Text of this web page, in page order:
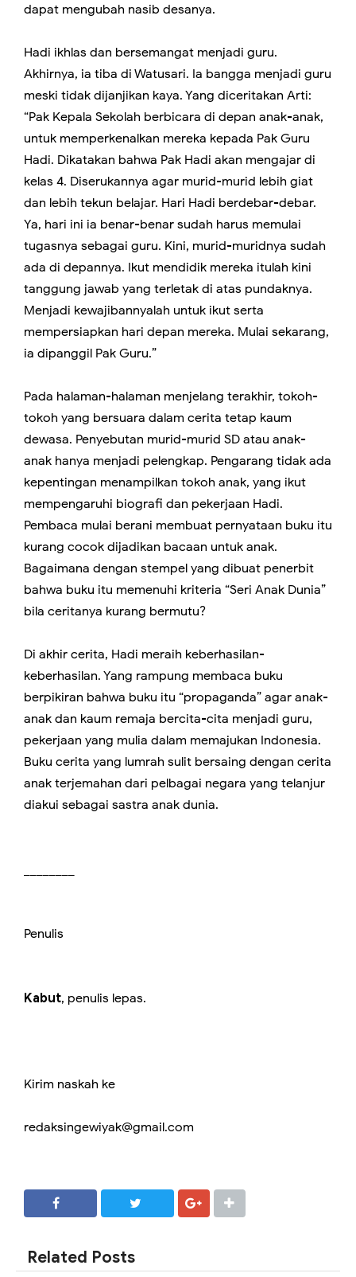
dapat mengubah nasib desanya.
Hadi ikhlas dan bersemangat menjadi guru.
Akhirnya, ia tiba di Watusari. Ia bangga menjadi guru
meski tidak dijanjikan kaya. Yang diceritakan Arti:
“Pak Kepala Sekolah berbicara di depan anak-anak,
untuk memperkenalkan mereka kepada Pak Guru
Hadi. Dikatakan bahwa Pak Hadi akan mengajar di
kelas 4. Diserukannya agar murid-murid lebih giat
dan lebih tekun belajar. Hari Hadi berdebar-debar.
Ya, hari ini ia benar-benar sudah harus memulai
tugasnya sebagai guru. Kini, murid-muridnya sudah
ada di depannya. Ikut mendidik mereka itulah kini
tanggung jawab yang terletak di atas pundaknya.
Menjadi kewajibannyalah untuk ikut serta
mempersiapkan hari depan mereka. Mulai sekarang,
ia dipanggil Pak Guru.”
Pada halaman-halaman menjelang terakhir, tokoh-
tokoh yang bersuara dalam cerita tetap kaum
dewasa. Penyebutan murid-murid SD atau anak-
anak hanya menjadi pelengkap. Pengarang tidak ada
kepentingan menampilkan tokoh anak, yang ikut
mempengaruhi biografi dan pekerjaan Hadi.
Pembaca mulai berani membuat pernyataan buku itu
kurang cocok dijadikan bacaan untuk anak.
Bagaimana dengan stempel yang dibuat penerbit
bahwa buku itu memenuhi kriteria “Seri Anak Dunia”
bila ceritanya kurang bermutu?
Di akhir cerita, Hadi meraih keberhasilan-
keberhasilan. Yang rampung membaca buku
berpikiran bahwa buku itu “propaganda” agar anak-
anak dan kaum remaja bercita-cita menjadi guru,
pekerjaan yang mulia dalam memajukan Indonesia.
Buku cerita yang lumrah sulit bersaing dengan cerita
anak terjemahan dari pelbagai negara yang telanjur
diakui sebagai sastra anak dunia.
Penulis
Kabut, penulis lepas.
Kirim naskah ke
redaksingewiyak@gmail.com
Related Posts